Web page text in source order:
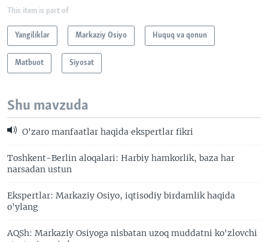
This item is part of
Yangiliklar Markaziy Osiyo Huquq va qonun
Matbuot Siyosat
Shu mavzuda
O'zaro manfaatlar haqida ekspertlar fikri
Toshkent-Berlin aloqalari: Harbiy hamkorlik, baza har
narsadan ustun
Ekspertlar: Markaziy Osiyo, iqtisodiy birdamlik haqida
o'ylang
AQSh: Markaziy Osiyoga nisbatan uzoq muddatni ko'zlovchi